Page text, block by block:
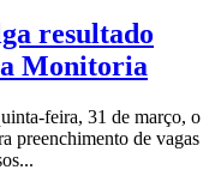
resultado
Monitoria
feira, 31 de março, o
preenchimento de vagas